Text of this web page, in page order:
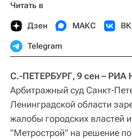
Читать в
Дзен МАКС
Telegram
С.-ПЕТЕРБУРГ, 9 сен – РИА
Арбитражный суд Санкт-
Ленинградской области
жалобы городских властей
"Метрострой" на решение